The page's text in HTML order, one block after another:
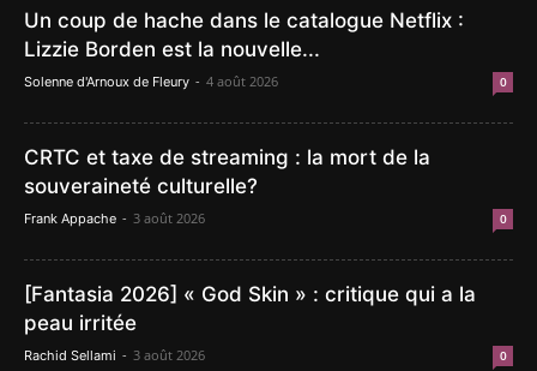
Un coup de hache dans le catalogue Netflix :
Lizzie Borden est la nouvelle...
Solenne d'Arnoux de Fleury - 4 août 2026 0
CRTC et taxe de streaming : la mort de la
souveraineté culturelle?
Frank Appache - 3 août 2026 0
[Fantasia 2026] « God Skin » : critique qui a la
peau irritée
Rachid Sellami - 3 août 2026 0